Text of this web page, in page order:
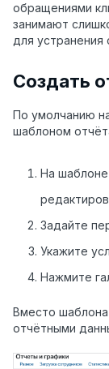
обращениями
занимают
для устранения
Создать
По умолчанию
шаблоном
На
Задайте
Укажите
Нажмите
Вместо шаблона
отчётными